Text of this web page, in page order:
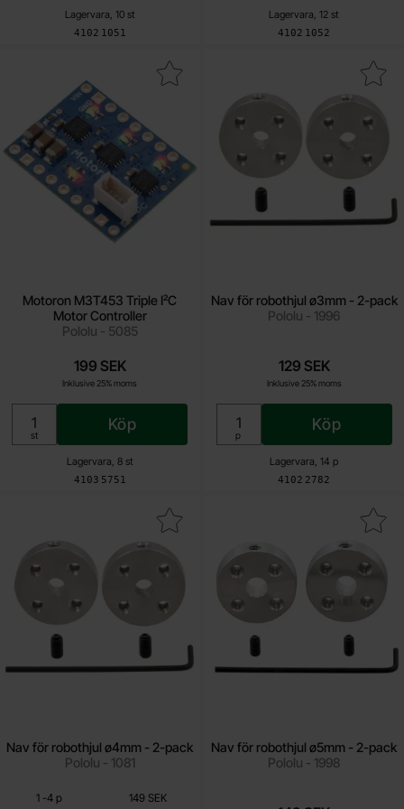
Art. nr
4102 1051
Lagervara, 10 st
Art. nr
4102 1052
Lagervara, 12 st
Motoron M3T453 Triple I²C
Motor Controller
Pololu - 5085
Art. nr
4103 5751
Lagervara, 8 st
199 SEK
Inklusive 25% moms
Enhet:
st
Köp
motoron M3T453 Triple I²C Motor Controller som favorit
Nav för robothjul ø3mm - 2-pack
Pololu - 1996
Art. nr
4102 2782
Lagervara, 14 p
129 SEK
Inklusive 25% moms
Enhet:
p
Köp
Makera nav för robothjul
Nav för robothjul ø4mm - 2-pack
Pololu - 1081
Makera nav för robothjul ø4mm - 2-pack som favorit
Mängdrabatt
Pris /p
1 -till
4 p
149 SEK
Nav för robothjul ø5mm - 2-pack
Pololu - 1998
Makera nav för robothjul